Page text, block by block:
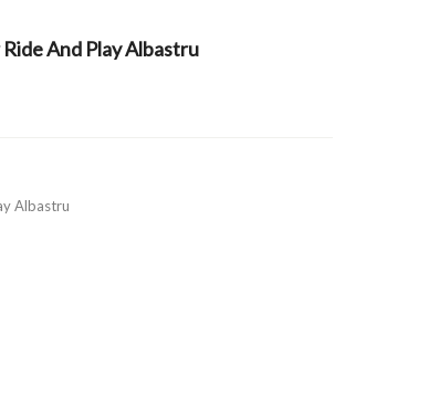
And Play Albastru
Albastru